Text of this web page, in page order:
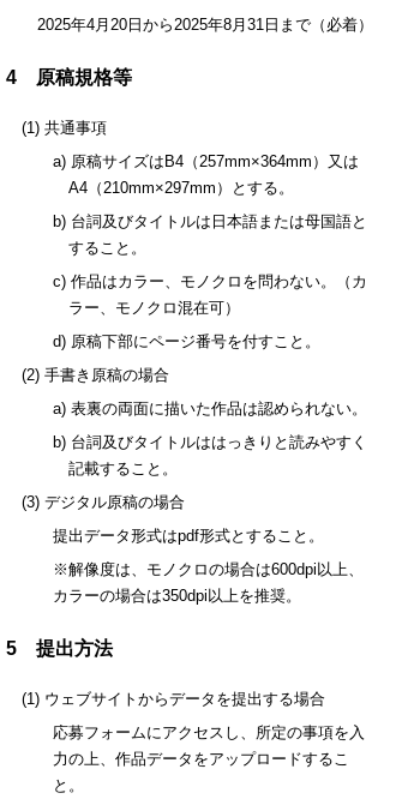
2025年4月20日から2025年8月31日まで（必着）
4 原稿規格等
(1) 共通事項
a) 原稿サイズはB4（257mm×364mm）又は
A4（210mm×297mm）とする。
b) 台詞及びタイトルは日本語または母国語と
すること。
c) 作品はカラー、モノクロを問わない。（カ
ラー、モノクロ混在可）
d) 原稿下部にページ番号を付すこと。
(2) 手書き原稿の場合
a) 表裏の両面に描いた作品は認められない。
b) 台詞及びタイトルははっきりと読みやすく
記載すること。
(3) デジタル原稿の場合
提出データ形式はpdf形式とすること。
※解像度は、モノクロの場合は600dpi以上、
カラーの場合は350dpi以上を推奨。
5 提出方法
(1) ウェブサイトからデータを提出する場合
応募フォームにアクセスし、所定の事項を入
力の上、作品データをアップロードするこ
と。